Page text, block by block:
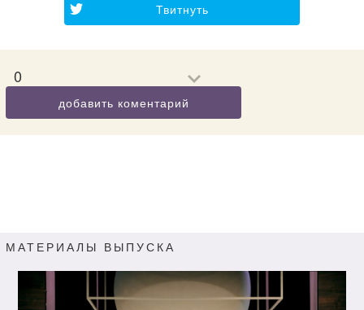
Твитнуть
0
добавить коментарий
МАТЕРИАЛЫ ВЫПУСКА